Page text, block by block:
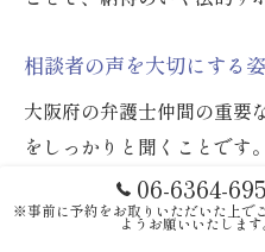
相談者の声を大切にする
大阪府の弁護士仲間の重要
をしっかりと聞くことです
よって異なり、それぞれの
のため、弁護士は相談者の
06-6364-
※事前に予約をお取りいただいた上で
ようお願いいたします